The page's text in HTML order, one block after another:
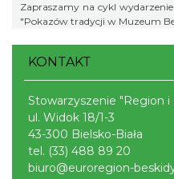
Zapraszamy na cykl
"Pokazów tradycji w Muzeum
KONTAKT
Stowarzyszenie "Region i
ul. Widok 18/1-3
43-300 Bielsko-Biała
tel. (33) 488 89 20
biuro@euroregion-